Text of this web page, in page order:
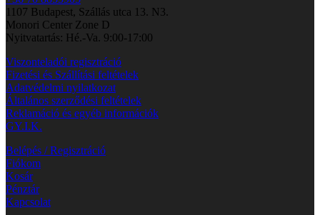
1107 Budapest, Szállás utca 13. N3.
Monori Center Zone D
Nyitvatartás: Hé.-Va. 9:00-17:00
Viszonteladói regisztráció
Fizetési és Szállítási feltételek
Adatvédelmi nyilatkozat
Általános szerződési feltételek
Reklamáció és egyéb információk
GY.I.K.
Belépés / Regisztráció
Fiókom
Kosár
Pénztár
Kapcsolat